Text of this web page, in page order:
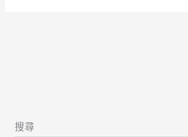
搜尋